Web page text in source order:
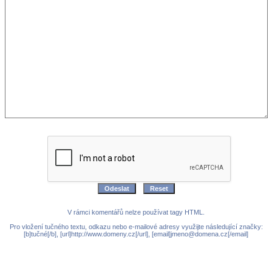
V rámci komentářů nelze používat tagy HTML.
Pro vložení tučného textu, odkazu nebo e-mailové adresy využijte následující značky:
[b]tučné[/b], [url]http://www.domeny.cz[/url], [email]jmeno@domena.cz[/email]